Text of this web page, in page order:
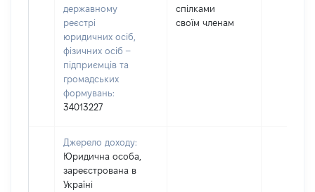
державному
реєстрі
юридичних осіб,
фізичних осіб –
підприємців та
громадських
формувань:
34013227
спілками
своїм членам
Джерело доходу:
Юридична особа,
зареєстрована в
Україні